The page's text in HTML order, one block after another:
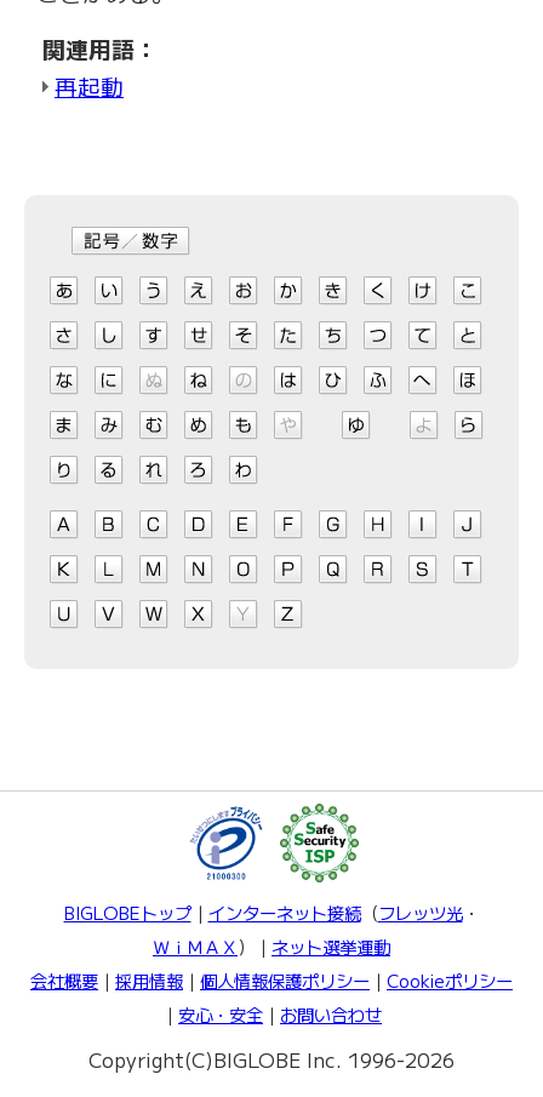
関連用語：
再起動
BIGLOBEトップ｜ インターネット接続（フレッツ光・
ＷｉＭＡＸ）｜ ネット選挙運動
会社概要 ｜ 採用情報 ｜ 個人情報保護ポリシー ｜ Cookieポリシー
｜ 安心・安全 ｜ お問い合わせ
Copyright(C)BIGLOBE Inc. 1996-2026